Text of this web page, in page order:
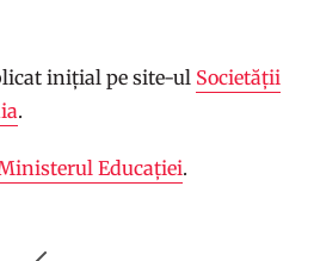
inițial pe site-ul Societății
.
Educației.